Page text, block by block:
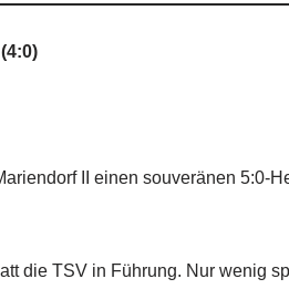
II einen souveränen 5:0-
die TSV in Führung. Nur wenig